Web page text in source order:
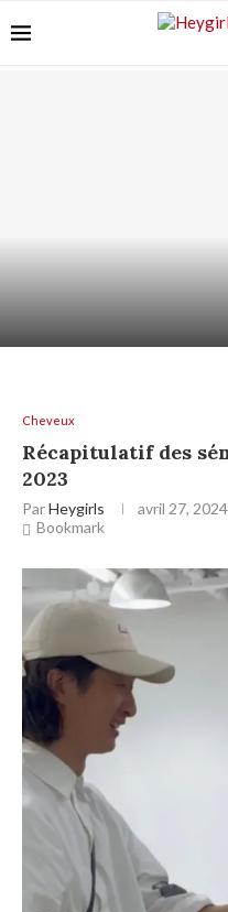
Cheveux
Récapitulatif des
2023
ParHeygirls avril 27, 2024
Bookmark